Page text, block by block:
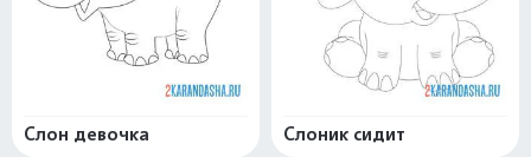
Слон девочка Слоник сидит